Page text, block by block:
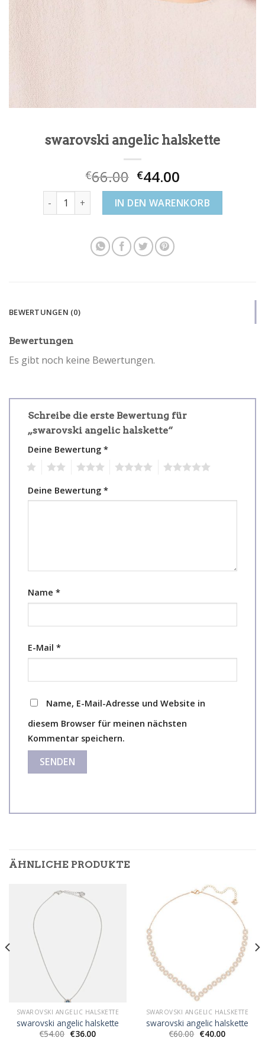
swarovski angelic halskette
€66.00 €44.00
swarovski angelic halskette Menge
IN DEN WARENKORB
BEWERTUNGEN (0)
Bewertungen
Es gibt noch keine Bewertungen.
Schreibe die erste Bewertung für
„swarovski angelic halskette“
Deine Bewertung *
Deine Bewertung *
Name *
E-Mail *
Name, E-Mail-Adresse und Website in
diesem Browser für meinen nächsten
Kommentar speichern.
ÄHNLICHE PRODUKTE
SWAROVSKI ANGELIC HALSKETTE
swarovski angelic halskette
€54.00 €36.00
SWAROVSKI ANGELIC HALSKETTE
swarovski angelic halskette
€60.00 €40.00